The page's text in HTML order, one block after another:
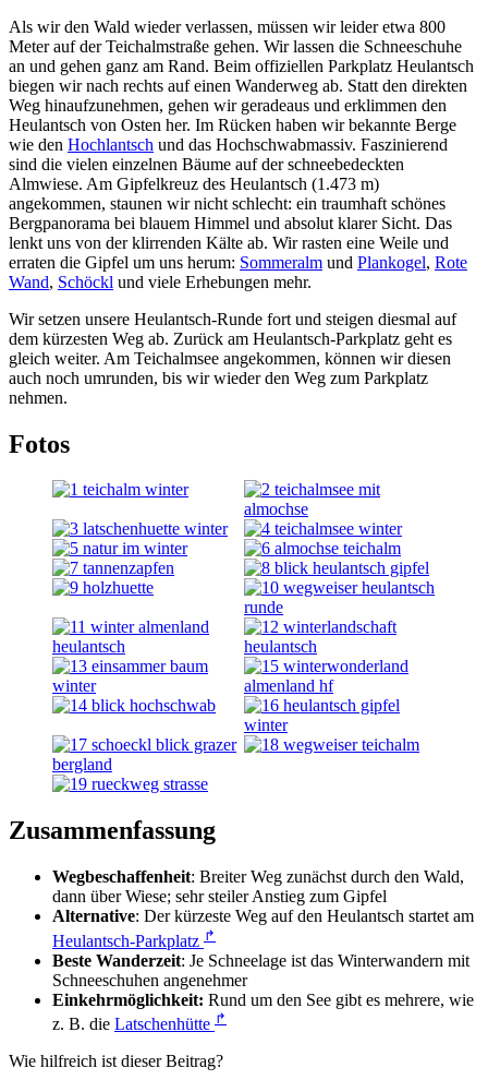
Als wir den Wald wieder verlassen, müssen wir leider etwa 800
Meter auf der Teichalmstraße gehen. Wir lassen die Schneeschuhe
an und gehen ganz am Rand. Beim offiziellen Parkplatz Heulantsch
biegen wir nach rechts auf einen Wanderweg ab. Statt den direkten
Weg hinaufzunehmen, gehen wir geradeaus und erklimmen den
Heulantsch von Osten her. Im Rücken haben wir bekannte Berge
wie den Hochlantsch und das Hochschwabmassiv. Faszinierend
sind die vielen einzelnen Bäume auf der schneebedeckten
Almwiese. Am Gipfelkreuz des Heulantsch (1.473 m)
angekommen, staunen wir nicht schlecht: ein traumhaft schönes
Bergpanorama bei blauem Himmel und absolut klarer Sicht. Das
lenkt uns von der klirrenden Kälte ab. Wir rasten eine Weile und
erraten die Gipfel um uns herum: Sommeralm und Plankogel, Rote
Wand, Schöckl und viele Erhebungen mehr.
Wir setzen unsere Heulantsch-Runde fort und steigen diesmal auf
dem kürzesten Weg ab. Zurück am Heulantsch-Parkplatz geht es
gleich weiter. Am Teichalmsee angekommen, können wir diesen
auch noch umrunden, bis wir wieder den Weg zum Parkplatz
nehmen.
Fotos
Zusammenfassung
Wegbeschaffenheit: Breiter Weg zunächst durch den Wald,
dann über Wiese; sehr steiler Anstieg zum Gipfel
Alternative: Der kürzeste Weg auf den Heulantsch startet am
Heulantsch-Parkplatz ↱
Beste Wanderzeit: Je Schneelage ist das Winterwandern mit
Schneeschuhen angenehmer
Einkehrmöglichkeit: Rund um den See gibt es mehrere, wie
z. B. die Latschenhütte ↱
Wie hilfreich ist dieser Beitrag?